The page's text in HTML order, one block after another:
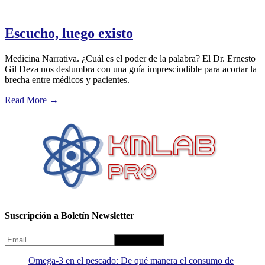
Escucho, luego existo
Medicina Narrativa. ¿Cuál es el poder de la palabra? El Dr. Ernesto
Gil Deza nos deslumbra con una guía imprescindible para acortar la
brecha entre médicos y pacientes.
Read More →
Suscripción a Boletín Newsletter
Omega-3 en el pescado: De qué manera el consumo de